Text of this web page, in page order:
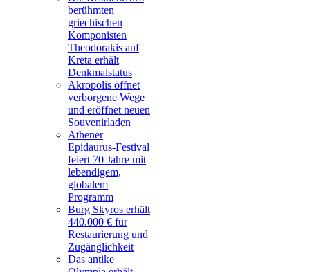
berühmten
griechischen
Komponisten
Theodorakis auf
Kreta erhält
Denkmalstatus
Akropolis öffnet
verborgene Wege
und eröffnet neuen
Souvenirladen
Athener
Epidaurus-Festival
feiert 70 Jahre mit
lebendigem,
globalem
Programm
Burg Skyros erhält
440.000 € für
Restaurierung und
Zugänglichkeit
Das antike